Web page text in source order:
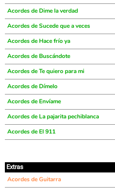
Acordes de Dime la verdad
Acordes de Sucede que a veces
Acordes de Hace frío ya
Acordes de Buscándote
Acordes de Te quiero para mi
Acordes de Dímelo
Acordes de Envíame
Acordes de La pajarita pechiblanca
Acordes de El 911
Extras
Acordes de Guitarra